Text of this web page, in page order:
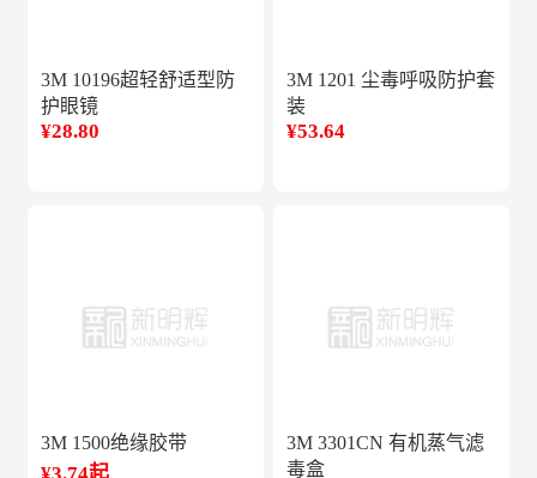
3M 10196超轻舒适型防
护眼镜
¥28.80
3M 1201 尘毒呼吸防护套
装
¥53.64
3M 1500绝缘胶带
3M 3301CN 有机蒸气滤
毒盒